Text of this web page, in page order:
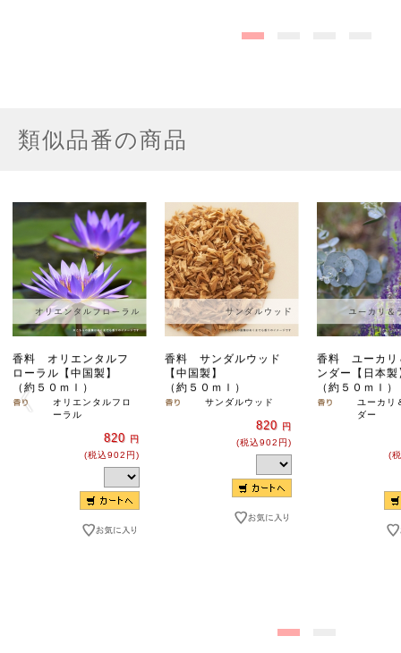
類似品番の商品
香料 オリエンタルフ
ローラル【中国製】
（約５０ｍｌ）
オリエンタルフロ
ーラル
820 円
(税込902円)
香料 サンダルウッド
【中国製】
（約５０ｍｌ）
サンダルウッド
820 円
(税込902円)
香料 ユーカリ
ンダー【日本製
（約５０ｍｌ）
ユーカリ
ダー
(